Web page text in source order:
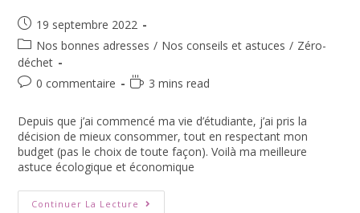
19 septembre 2022
Nos bonnes adresses / Nos conseils et astuces / Zéro-
déchet
0 commentaire
3 mins read
Depuis que j’ai commencé ma vie d’étudiante, j’ai pris la
décision de mieux consommer, tout en respectant mon
budget (pas le choix de toute façon). Voilà ma meilleure
astuce écologique et économique
Continuer La Lecture